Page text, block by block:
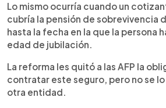
Lo mismo ocurría cuando un
cubría la pensión de sobrevivencia
hasta la fecha en la que la persona
edad de jubilación.
La reforma les quitó a las AFP la
contratar este seguro, pero no se lo
otra entidad.